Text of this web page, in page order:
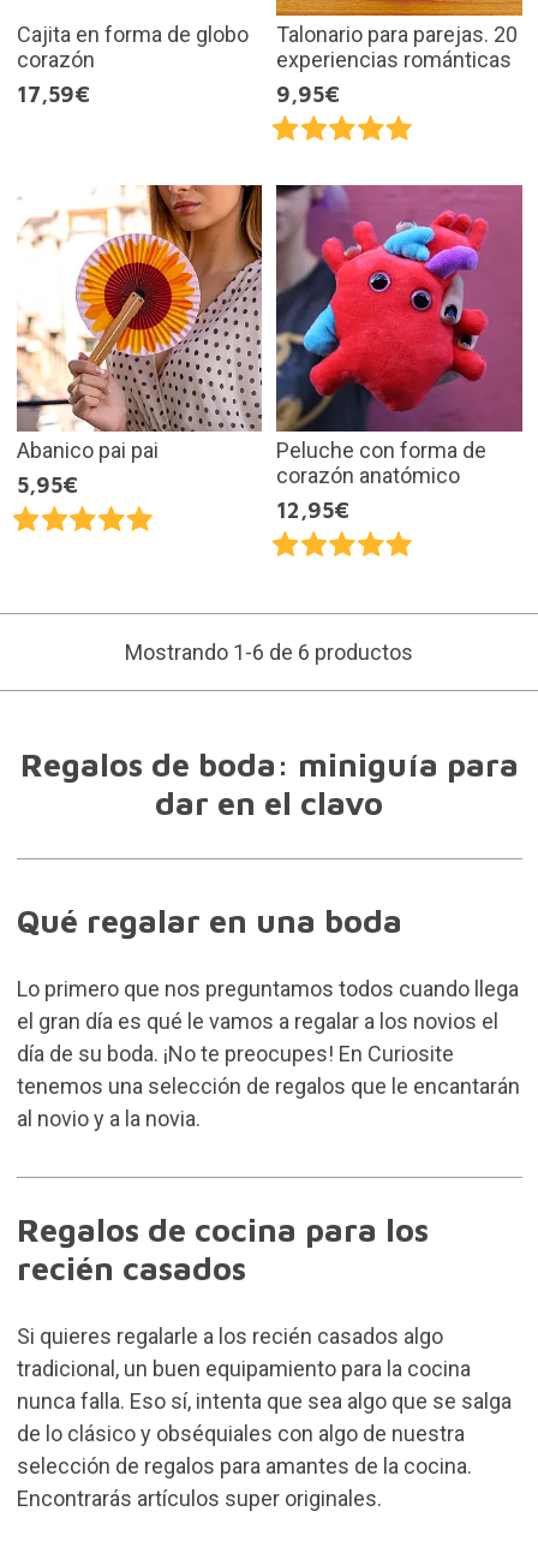
Cajita en forma de globo
corazón
17,59€
Talonario para parejas. 20
experiencias románticas
9,95€
Abanico pai pai
5,95€
Peluche con forma de
corazón anatómico
12,95€
Mostrando 1-6 de 6 productos
Regalos de boda: miniguía para
dar en el clavo
Qué regalar en una boda
Lo primero que nos preguntamos todos cuando llega
el gran día es qué le vamos a regalar a los novios el
día de su boda. ¡No te preocupes! En Curiosite
tenemos una selección de regalos que le encantarán
al novio y a la novia.
Regalos de cocina para los
recién casados
Si quieres regalarle a los recién casados algo
tradicional, un buen equipamiento para la cocina
nunca falla. Eso sí, intenta que sea algo que se salga
de lo clásico y obséquiales con algo de nuestra
selección de regalos para amantes de la cocina.
Encontrarás artículos super originales.